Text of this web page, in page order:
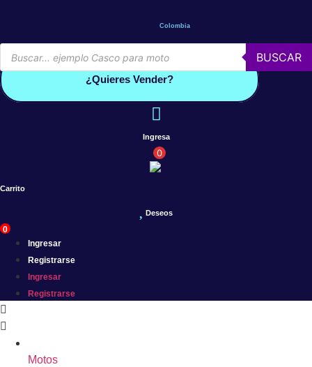
contenido
Colombia
Búsqueda
de
productos
BUSCAR
Conoce por qué debes vender con mercleta
¿Quieres Vender?
Ingresa
0
Carrito
Deseos
0
Ingresar
Registrarse
Ingresar
Registrarse
Motos